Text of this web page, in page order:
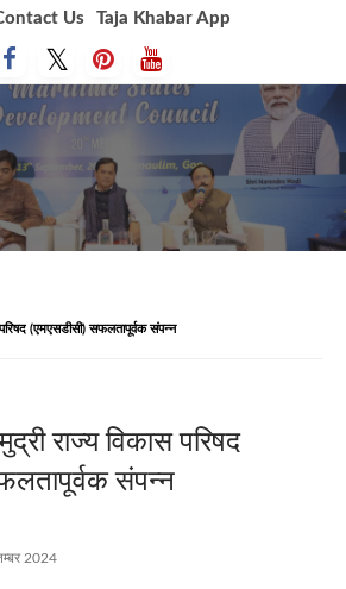
Us Taja Khabar App
(एमएसडीसी) सफलतापूर्वक संपन्न
राज्य विकास परिषद
संपन्न
2024